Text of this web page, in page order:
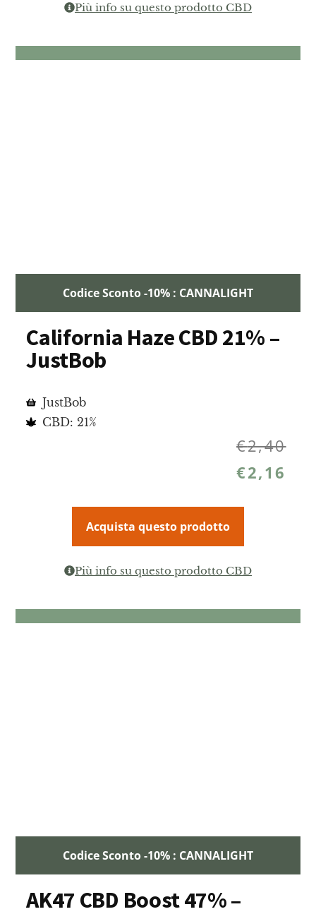
Più info su questo prodotto CBD
Codice Sconto -10% : CANNALIGHT
California Haze CBD 21% –
JustBob
JustBob
CBD: 21%
€2,40
€2,16
Acquista questo prodotto
Più info su questo prodotto CBD
Codice Sconto -10% : CANNALIGHT
AK47 CBD Boost 47% –